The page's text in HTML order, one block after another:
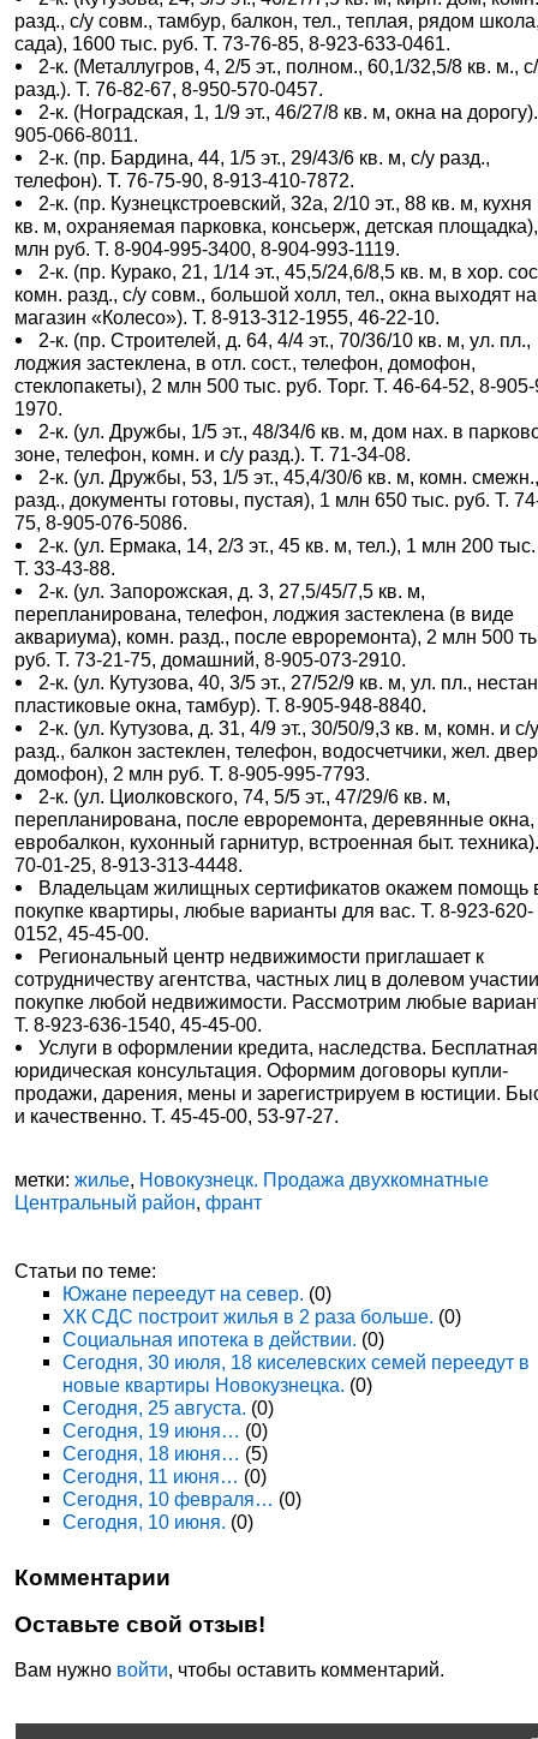
разд., с/у совм., тамбур, балкон, тел., теплая, рядом
сада), 1600 тыс. руб. Т. 73-76-85, 8-923-633-0461.
2-к. (Металлугров, 4, 2/5 эт., полном., 60,1/32,5/8 кв. м.,
разд.). Т. 76-82-67, 8-950-570-0457.
2-к. (Ноградская, 1, 1/9 эт., 46/27/8 кв. м, окна на
905-066-8011.
2-к. (пр. Бардина, 44, 1/5 эт., 29/43/6 кв. м, с/у разд.,
телефон). Т. 76-75-90, 8-913-410-7872.
2-к. (пр. Кузнецкстроевский, 32а, 2/10 эт., 88 кв. м, кухня
кв. м, охраняемая парковка, консьерж, детская
млн руб. Т. 8-904-995-3400, 8-904-993-1119.
2-к. (пр. Курако, 21, 1/14 эт., 45,5/24,6/8,5 кв. м, в хор.
комн. разд., с/у совм., большой холл, тел., окна выходят на
магазин «Колесо»). Т. 8-913-312-1955, 46-22-10.
2-к. (пр. Строителей, д. 64, 4/4 эт., 70/36/10 кв. м, ул. пл.,
лоджия застеклена, в отл. сост., телефон, домофон,
стеклопакеты), 2 млн 500 тыс. руб. Торг. Т. 46-64-52, 8-
1970.
2-к. (ул. Дружбы, 1/5 эт., 48/34/6 кв. м, дом нах. в
зоне, телефон, комн. и с/у разд.). Т. 71-34-08.
2-к. (ул. Дружбы, 53, 1/5 эт., 45,4/30/6 кв. м, комн.
разд., документы готовы, пустая), 1 млн 650 тыс. руб. Т.
75, 8-905-076-5086.
2-к. (ул. Ермака, 14, 2/3 эт., 45 кв. м, тел.), 1 млн 200
Т. 33-43-88.
2-к. (ул. Запорожская, д. 3, 27,5/45/7,5 кв. м,
перепланирована, телефон, лоджия застеклена (в виде
аквариума), комн. разд., после евроремонта), 2 млн 500
руб. Т. 73-21-75, домашний, 8-905-073-2910.
2-к. (ул. Кутузова, 40, 3/5 эт., 27/52/9 кв. м, ул. пл.,
пластиковые окна, тамбур). Т. 8-905-948-8840.
2-к. (ул. Кутузова, д. 31, 4/9 эт., 30/50/9,3 кв. м, комн. и с/
разд., балкон застеклен, телефон, водосчетчики, жел.
домофон), 2 млн руб. Т. 8-905-995-7793.
2-к. (ул. Циолковского, 74, 5/5 эт., 47/29/6 кв. м,
перепланирована, после евроремонта, деревянные окна,
евробалкон, кухонный гарнитур, встроенная быт.
70-01-25, 8-913-313-4448.
Владельцам жилищных сертификатов окажем помощь
покупке квартиры, любые варианты для вас. Т. 8-923-620-
0152, 45-45-00.
Региональный центр недвижимости приглашает к
сотрудничеству агентства, частных лиц в долевом
покупке любой недвижимости. Рассмотрим любые
Т. 8-923-636-1540, 45-45-00.
Услуги в оформлении кредита, наследства. Бесплатная
юридическая консультация. Оформим договоры купли-
продажи, дарения, мены и зарегистрируем в юстиции.
и качественно. Т. 45-45-00, 53-97-27.
метки:жилье, Новокузнецк. Продажа двухкомнатные
Центральный район,франт
Статьи по теме:
Южане переедут на север. (0)
ХК СДС построит жилья в 2 раза больше. (0)
Социальная ипотека в действии. (0)
Сегодня, 30 июля, 18 киселевских семей переедут в
новые квартиры Новокузнецка. (0)
Сегодня, 25 августа. (0)
Сегодня, 19 июня… (0)
Сегодня, 18 июня… (5)
Сегодня, 11 июня… (0)
Сегодня, 10 февраля… (0)
Сегодня, 10 июня. (0)
Комментарии
Оставьте свой отзыв!
Вам нужно войти, чтобы оставить комментарий.